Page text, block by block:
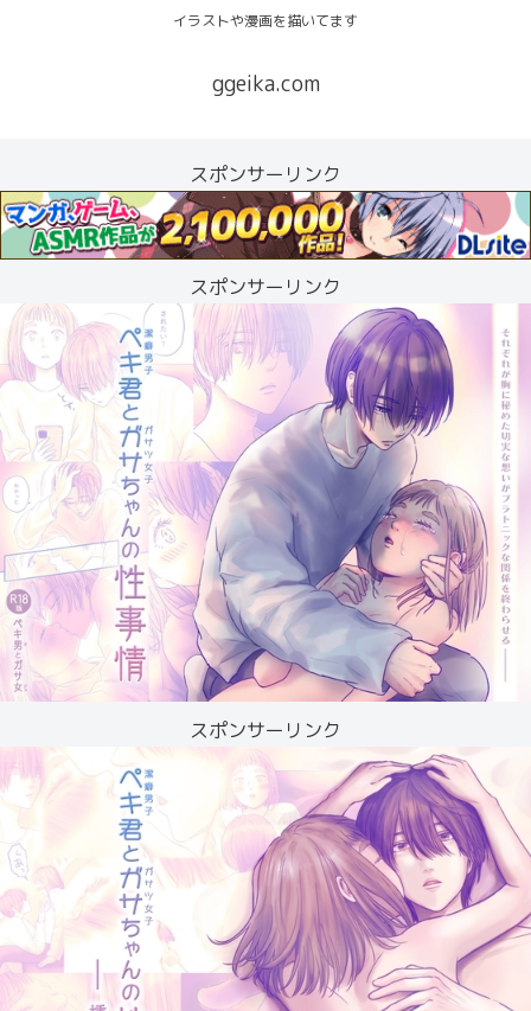
イラストや漫画を描いてます
ggeika.com
スポンサーリンク
スポンサーリンク
スポンサーリンク